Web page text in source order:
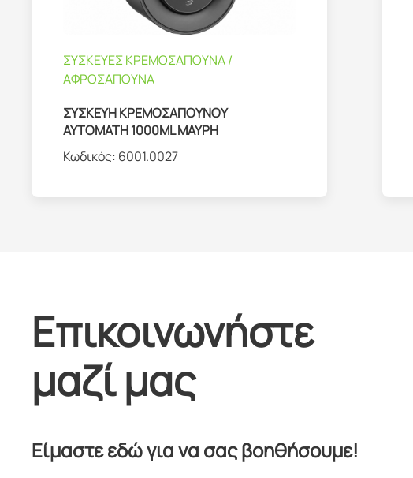
ΣΥΣΚΕΥΕΣ ΚΡΕΜΟΣΑΠΟΥΝΑ /
ΑΦΡΟΣΑΠΟΥΝΑ
ΣΥΣΚΕΥΗ ΚΡΕΜΟΣΑΠΟΥΝΟΥ
ΑΥΤΟΜΑΤΗ 1000ML ΜΑΥΡΗ
Κωδικός: 6001.0027
Επικοινωνήστε
μαζί μας
Είμαστε εδώ για να σας βοηθήσουμε!